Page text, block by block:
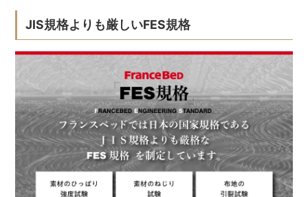
JIS規格よりも厳しいFES規格